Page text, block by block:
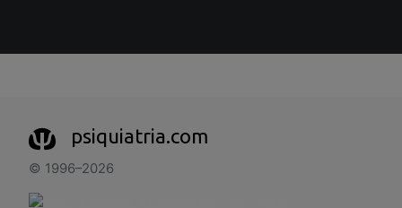
psiquiatria.com
© 1996–2026